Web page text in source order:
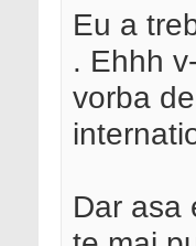
Eu a
. Ehhh
vorba
Dar asa